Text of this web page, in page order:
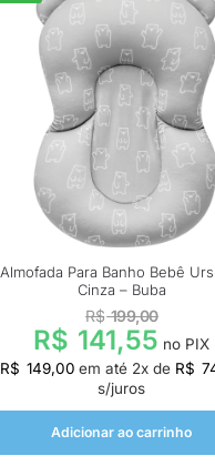
Almofada Para Banho Bebê
Cinza – Buba
R$199,00
R$ 141,55 no PIX
R$ 149,00 em até 2x de R$
s/juros
Adicionar ao carrinho